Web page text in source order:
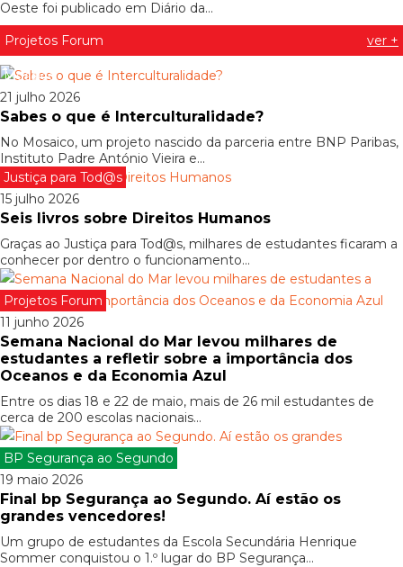
Oeste foi publicado em Diário da...
Projetos Forum
ver +
Mosaico
21 julho 2026
Sabes o que é Interculturalidade?
No Mosaico, um projeto nascido da parceria entre BNP Paribas,
Instituto Padre António Vieira e...
Justiça para Tod@s
15 julho 2026
Seis livros sobre Direitos Humanos
Graças ao Justiça para Tod@s, milhares de estudantes ficaram a
conhecer por dentro o funcionamento...
Projetos Forum
11 junho 2026
Semana Nacional do Mar levou milhares de
estudantes a refletir sobre a importância dos
Oceanos e da Economia Azul
Entre os dias 18 e 22 de maio, mais de 26 mil estudantes de
cerca de 200 escolas nacionais...
BP Segurança ao Segundo
19 maio 2026
Final bp Segurança ao Segundo. Aí estão os
grandes vencedores!
Um grupo de estudantes da Escola Secundária Henrique
Sommer conquistou o 1.º lugar do BP Segurança...